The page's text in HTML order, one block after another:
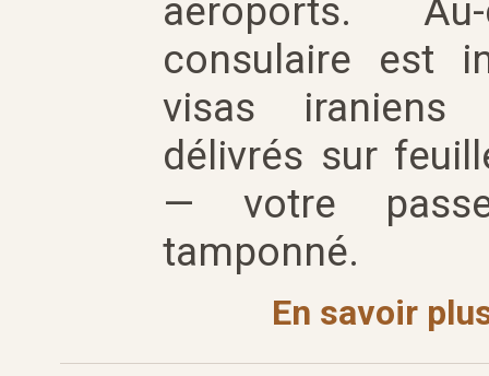
aéroports.
consulaire est
visas iraniens
délivrés sur
— votre
tamponné.
En savoir